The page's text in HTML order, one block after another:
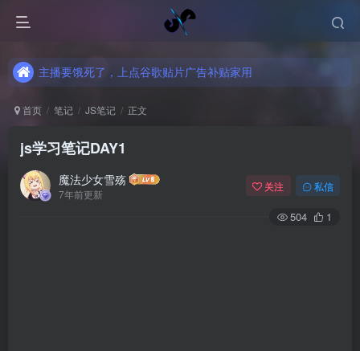
主播要饿死了，上点谷歌贴片广告补贴家用
主播要饿死了，上点谷歌贴片广告补贴家用
首页 笔记 JS笔记 正文
js学习笔记DAY1
魔法少女雪殇
7年前更新
关注 私信
504 1